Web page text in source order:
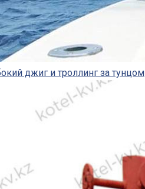
джиг и троллинг за тунцом